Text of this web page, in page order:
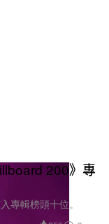
200》專
專輯榜頭十位。